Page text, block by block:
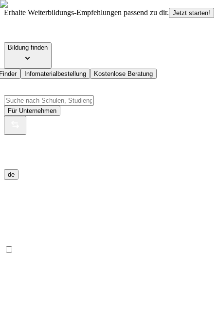
Erhalte Weiterbildungs-Empfehlungen passend zu dir. Jetzt starten!
Bildung finden
Infomaterialbestellung Kostenlose Beratung
Für Unternehmen
de